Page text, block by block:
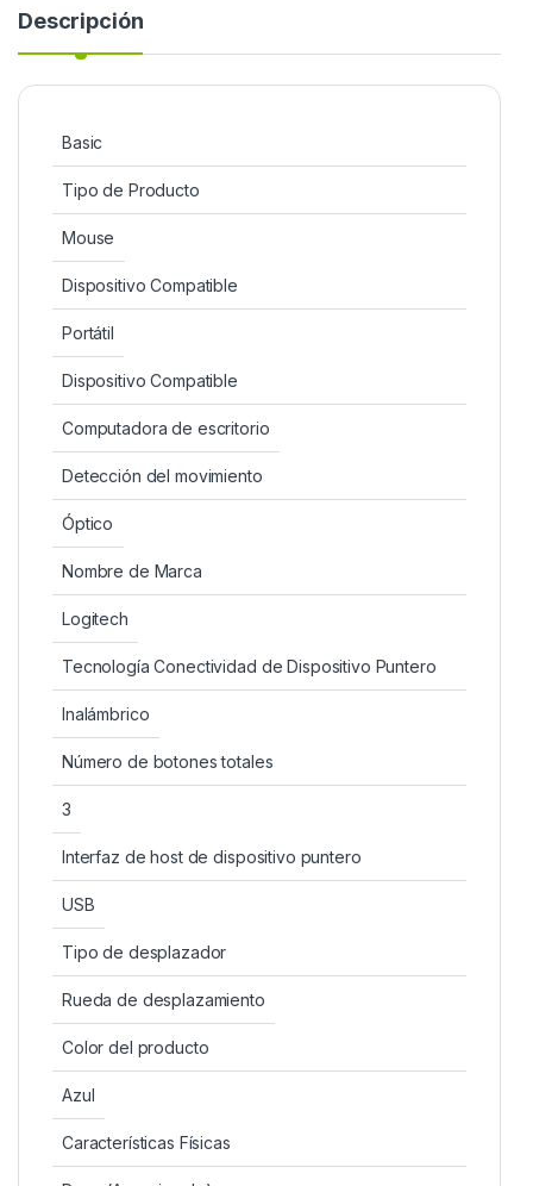
Descripción
Basic
Tipo de Producto
Mouse
Dispositivo Compatible
Portátil
Dispositivo Compatible
Computadora de escritorio
Detección del movimiento
Óptico
Nombre de Marca
Logitech
Tecnología Conectividad de Dispositivo Puntero
Inalámbrico
Número de botones totales
3
Interfaz de host de dispositivo puntero
USB
Tipo de desplazador
Rueda de desplazamiento
Color del producto
Azul
Características Físicas